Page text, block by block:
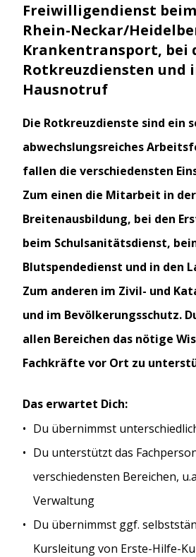
Freiwilligendienst beim
Rhein-Neckar/
Krankentransport, bei
Rotkreuzdiensten und
Hausnotruf
Die Rotkreuzdienste sind ein
abwechslungsreiches
fallen die verschiedensten
Zum einen die Mitarbeit in der
Breitenausbildung, bei den
beim Schulsanitätsdienst,
Blutspendedienst und in den
Zum anderen im Zivil- und
und im Bevölkerungsschutz.
allen Bereichen das nötige
Fachkräfte vor Ort zu
Das erwartet Dich:
Du übernimmst
Du unterstützt das
verschiedensten Bereichen,
Verwaltung
Du übernimmst ggf.
Kursleitung von Erste-Hilfe-